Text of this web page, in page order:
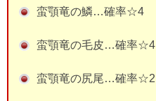
蛮顎竜の鱗…確率☆4
蛮顎竜の毛皮…確率☆4
蛮顎竜の尻尾…確率☆2